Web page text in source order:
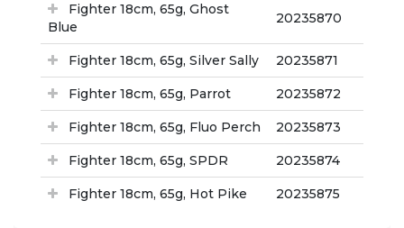
Fighter 18cm, 65g, Ghost
Blue
20235870
Fighter 18cm, 65g, Silver Sally 20235871
Fighter 18cm, 65g, Parrot 20235872
Fighter 18cm, 65g, Fluo Perch 20235873
Fighter 18cm, 65g, SPDR 20235874
Fighter 18cm, 65g, Hot Pike 20235875